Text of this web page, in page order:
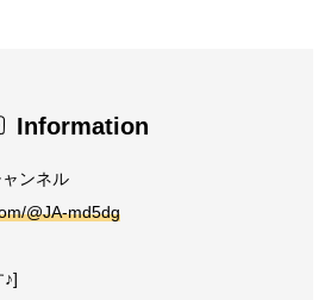
Information
ンネル
@JA-md5dg
♪]